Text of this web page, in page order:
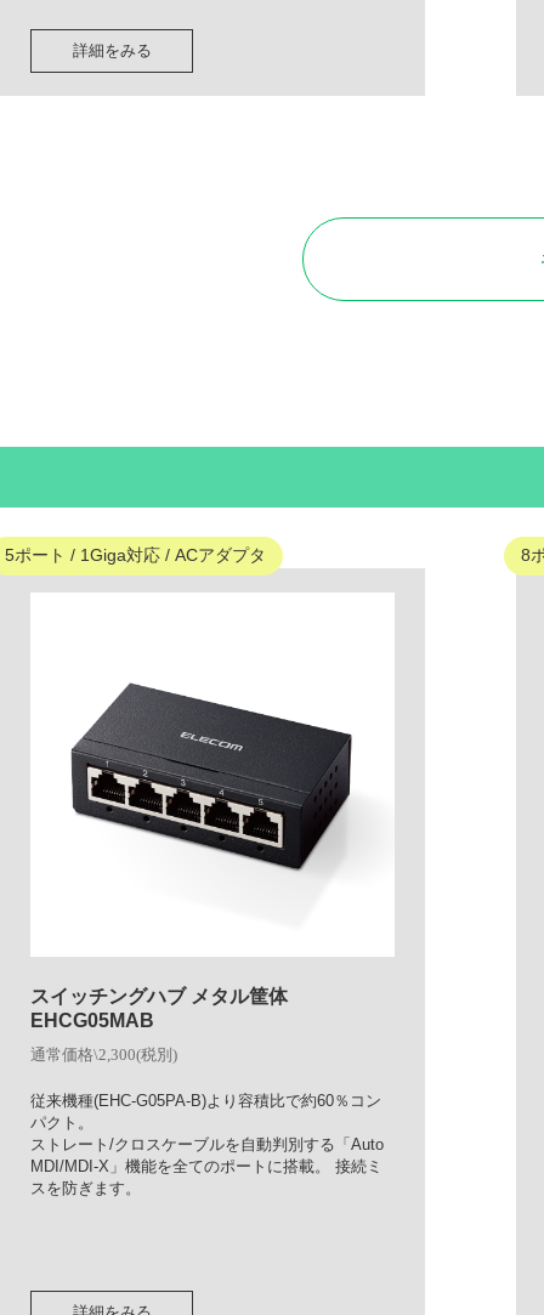
詳細をみる
5ポート / 1Giga対応 / ACアダプタ
スイッチングハブ メタル筐体
EHCG05MAB
通常価格\2,300(税別)
従来機種(EHC-G05PA-B)より容積比で約60％コン
パクト。
ストレート/クロスケーブルを自動判別する「Auto
MDI/MDI-X」機能を全てのポートに搭載。 接続ミ
スを防ぎます。
詳細をみる
8